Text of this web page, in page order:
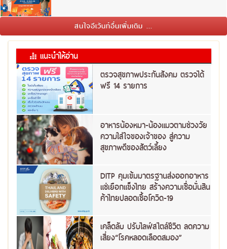
สนใจอีเว้นท์อื่นเพิ่มเติม ...
แนะนำให้อ่าน
ตรวจสุขภาพประกันสังคม ตรวจได้
ฟรี 14 รายการ
อาหารน้องหมา-น้องแมวตามช่วงวัย
ความใส่ใจของเจ้าของ สู่ความ
สุขภาพดีของสัตว์เลี้ยง
DITP คุมเข้มมาตรฐานส่งออกอาหาร
แช่เยือกแข็งไทย สร้างความเชื่อมั่นสิน
ค้าไทยปลอดเชื้อโควิด-19
เคล็ดลับ ปรับไลฟ์สไตล์ชีวิต ลดความ
เสี่ยง“โรคหลอดเลือดสมอง”